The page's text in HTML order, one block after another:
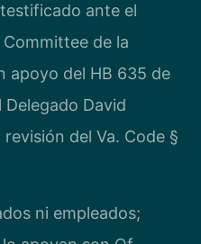
ante el
de la
apoyo del HB 635 de
David
del Va. Code §
ni empleados;